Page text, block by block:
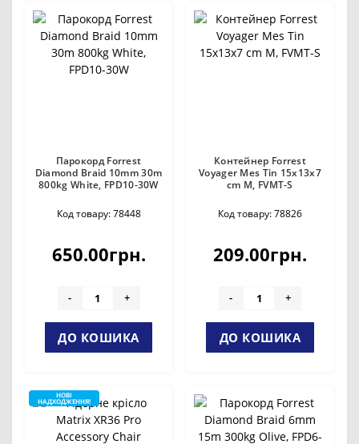
Парокорд Forrest
Diamond Braid 10mm 30m
800kg White, FPD10-30W
Код товару: 78448
650.00грн.
- +
ДО КОШИКА
Контейнер Forrest
Voyager Mes Tin 15x13x7
cm M, FVMT-S
Код товару: 78826
209.00грн.
- +
ДО КОШИКА
НОВІ
НАДХОДЖЕННЯ!